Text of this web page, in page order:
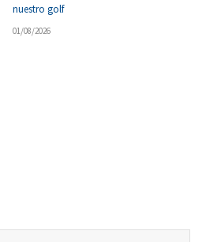
nuestro golf
01/08/2026